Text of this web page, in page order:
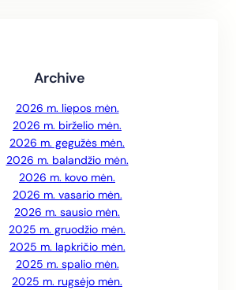
Archive
2026 m. liepos mėn.
2026 m. birželio mėn.
2026 m. gegužės mėn.
2026 m. balandžio mėn.
2026 m. kovo mėn.
2026 m. vasario mėn.
2026 m. sausio mėn.
2025 m. gruodžio mėn.
2025 m. lapkričio mėn.
2025 m. spalio mėn.
2025 m. rugsėjo mėn.